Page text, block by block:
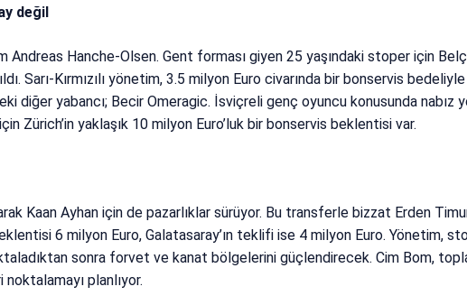
değil
Andreas Hanche-Olsen. Gent forması giyen 25 yaşındaki stoper için
Sarı-Kırmızılı yönetim, 3.5 milyon Euro civarında bir bonservis
diğer yabancı; Becir Omeragic. İsviçreli genç oyuncu konusunda nabız
Zürich’in yaklaşık 10 milyon Euro’luk bir bonservis beklentisi var.
Kaan Ayhan için de pazarlıklar sürüyor. Bu transferle bizzat Erden
6 milyon Euro, Galatasaray’ın teklifi ise 4 milyon Euro. Yönetim,
sonra forvet ve kanat bölgelerini güçlendirecek. Cim Bom,
planlıyor.